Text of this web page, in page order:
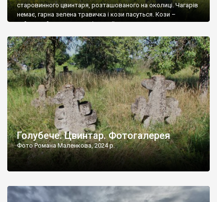
старовинного цвинтаря, розташованого на околиці. Чагарів
немає, гарна зелена травичка і кози пасуться. Кози –
найкращий регулятор шкідливої, для старих кладовищ,
бруньками, кози ті бруньки обгризають, бо то улюблений
делікатес. На цвинтарі у Голубечому ціла колекція
різноманітних форм хрестів. Село відносно невелике, […]
Голубече. Цвинтар. Фотогалерея
Фото Романа Маленкова, 2024 р.